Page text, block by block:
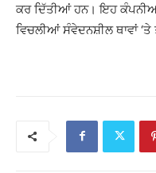
ਕਰ ਦਿੱਤੀਆਂ ਹਨ। ਇਹ
ਵਿਚਲੀਆਂ ਸੰਵੇਦਨਸ਼ੀਲ ਥਾਵਾਂ